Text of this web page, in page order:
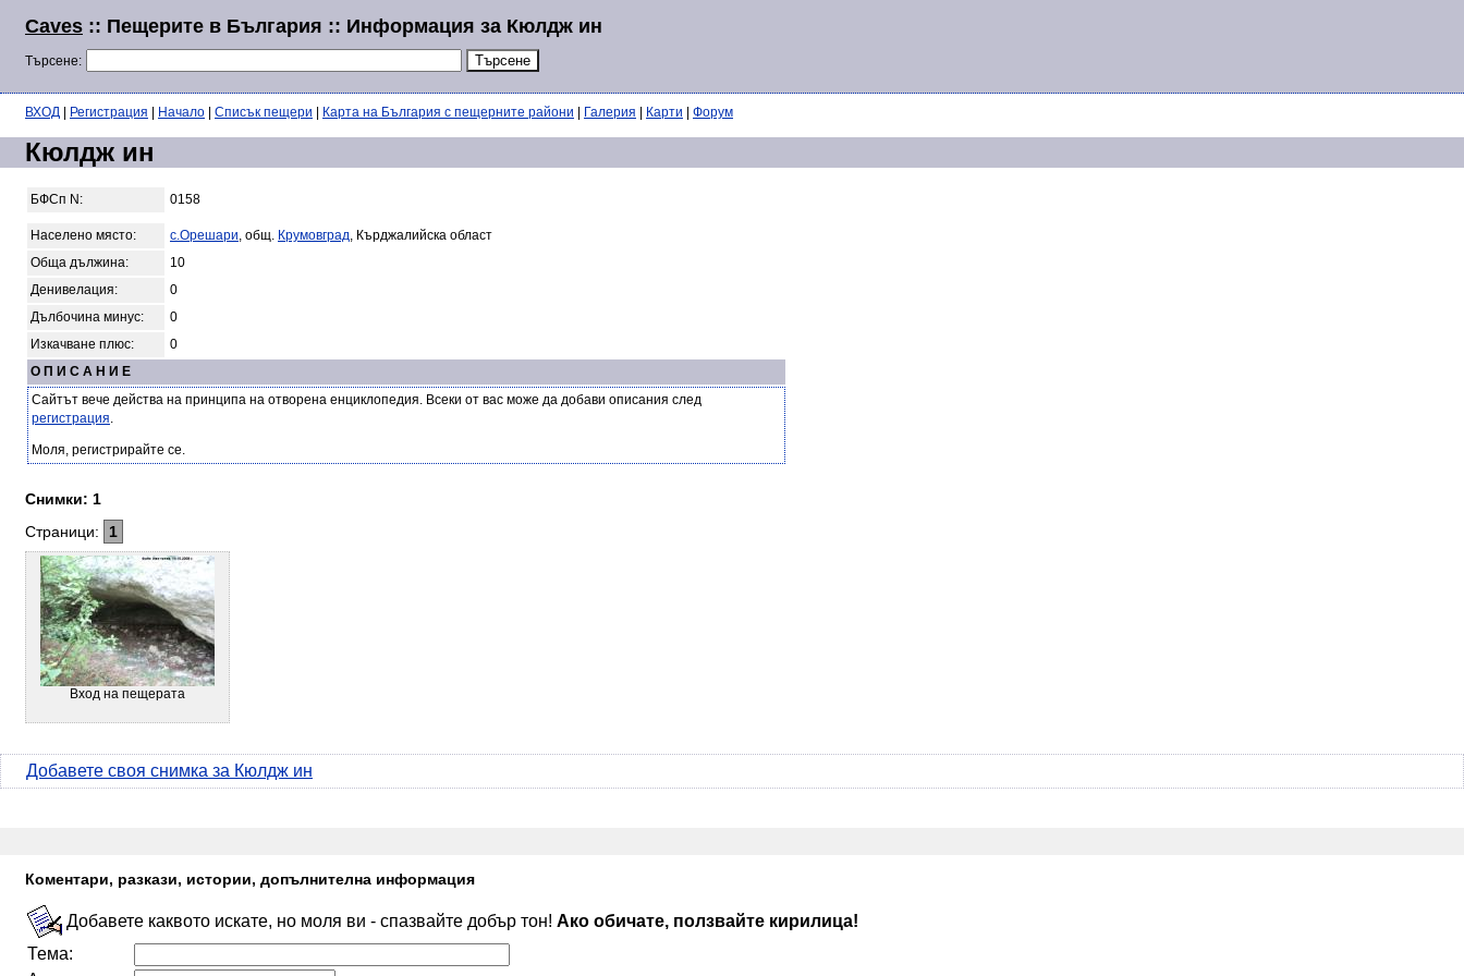
Caves :: Пещерите в България :: Информация за Кюлдж ин
Търсене:
ВХОД Регистрация Начало Списък пещери Карта на България с пещерните райони Галерия Карти Форум
Кюлдж ин
БФСп N: 0158
Населено място: с.Орешари, общ. Крумовград, Кърджалийска област
Обща дължина:
10
Денивелация:
0
Дълбочина минус:
0
Изкачване плюс:
0
О П И С А Н И Е
Сайтът вече действа на принципа на отворена енциклопедия. Всеки от вас може да добави описания след
регистрация.
Моля, регистрирайте се.
Снимки: 1
Страници:
1
Вход на пещерата
Добавете своя снимка за Кюлдж ин
Коментари, разкази, истории, допълнителна информация
Добавете каквото искате, но моля ви - спазвайте добър тон! Ако обичате, ползвайте кирилица!
Тема: